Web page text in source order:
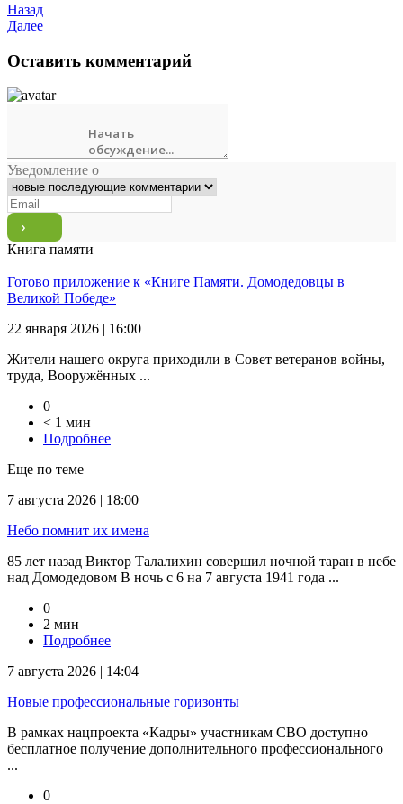
Назад
Далее
Оставить комментарий
Уведомление о
Книга памяти
Готово приложение к «Книге Памяти. Домодедовцы в
Великой Победе»
22 января 2026 | 16:00
Жители нашего округа приходили в Совет ветеранов войны,
труда, Вооружённых ...
0
< 1 мин
Подробнее
Еще по теме
7 августа 2026 | 18:00
Небо помнит их имена
85 лет назад Виктор Талалихин совершил ночной таран в небе
над Домодедовом В ночь с 6 на 7 августа 1941 года ...
0
2 мин
Подробнее
7 августа 2026 | 14:04
Новые профессиональные горизонты
В рамках нацпроекта «Кадры» участникам СВО доступно
бесплатное получение дополнительного профессионального
...
0